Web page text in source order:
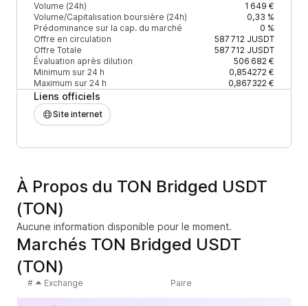
Volume (24h)
1 649 €
Volume/Capitalisation boursière (24h)
0,33 %
Prédominance sur la cap. du marché
0 %
Offre en circulation
587 712JUSDT
Offre Totale
587 712JUSDT
Évaluation après dilution
506 682 €
Minimum sur 24 h
0,854272 €
Maximum sur 24 h
0,867322 €
Liens officiels
Site internet
À Propos du TON Bridged USDT
(TON)
Aucune information disponible pour le moment.
Marchés TON Bridged USDT
(TON)
# Exchange Paire